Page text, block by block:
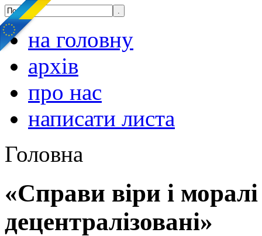
на головну
архів
про нас
написати листа
Головна
«Справи віри і
децентралізовані»